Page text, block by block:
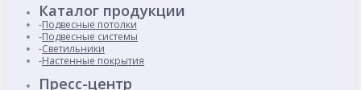
Каталог продукции
Подвесные потолки
Подвесные системы
Светильники
Настенные покрытия
Пресс-центр